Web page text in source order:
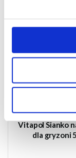
Vitapol Sianko
dla gryzoni